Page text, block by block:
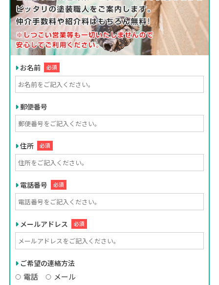
お名前 必須
郵便番号
住所 必須
電話番号 必須
メールアドレス 必須
ご希望の連絡方法
電話 メール